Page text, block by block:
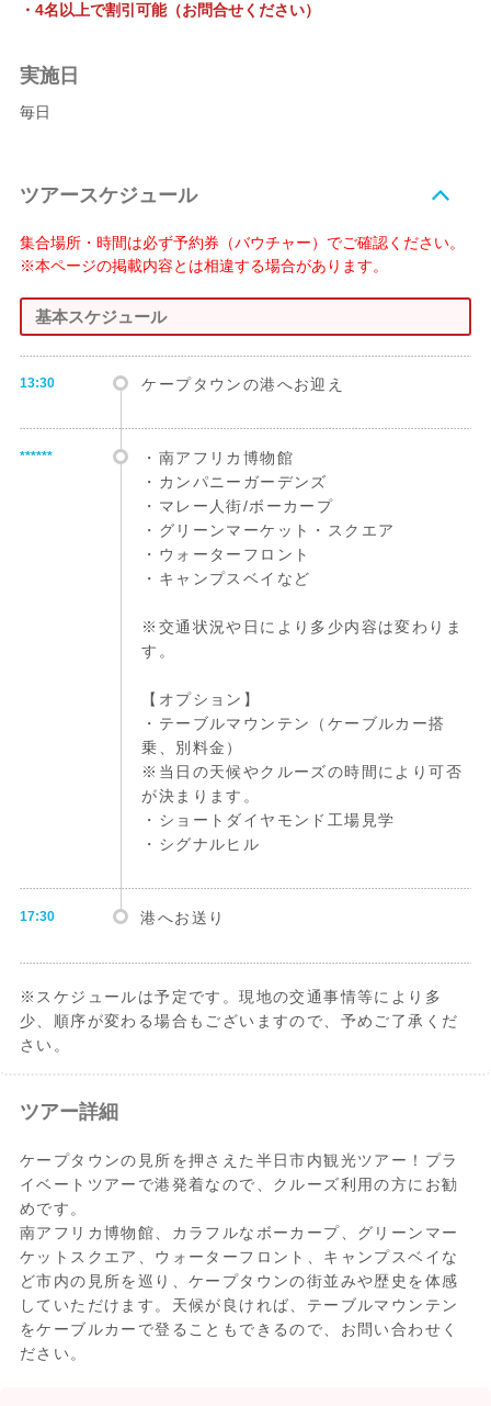
・4名以上で割引可能（お問合せください）
実施日
毎日
ツアースケジュール
集合場所・時間は必ず予約券（バウチャー）でご確認ください。
※本ページの掲載内容とは相違する場合があります。
基本スケジュール
13:30 ケープタウンの港へお迎え
******
・南アフリカ博物館
・カンパニーガーデンズ
・マレー人街/ボーカープ
・グリーンマーケット・スクエア
・ウォーターフロント
・キャンプスベイなど
※交通状況や日により多少内容は変わりま
す。
【オプション】
・テーブルマウンテン（ケーブルカー搭
乗、別料金）
※当日の天候やクルーズの時間により可否
が決まります。
・ショートダイヤモンド工場見学
・シグナルヒル
17:30 港へお送り
※スケジュールは予定です。現地の交通事情等により多
少、順序が変わる場合もございますので、予めご了承くだ
さい。
ツアー詳細
ケープタウンの見所を押さえた半日市内観光ツアー！プラ
イベートツアーで港発着なので、クルーズ利用の方にお勧
めです。
南アフリカ博物館、カラフルなボーカープ、グリーンマー
ケットスクエア、ウォーターフロント、キャンプスベイな
ど市内の見所を巡り、ケープタウンの街並みや歴史を体感
していただけます。天候が良ければ、テーブルマウンテン
をケーブルカーで登ることもできるので、お問い合わせく
ださい。